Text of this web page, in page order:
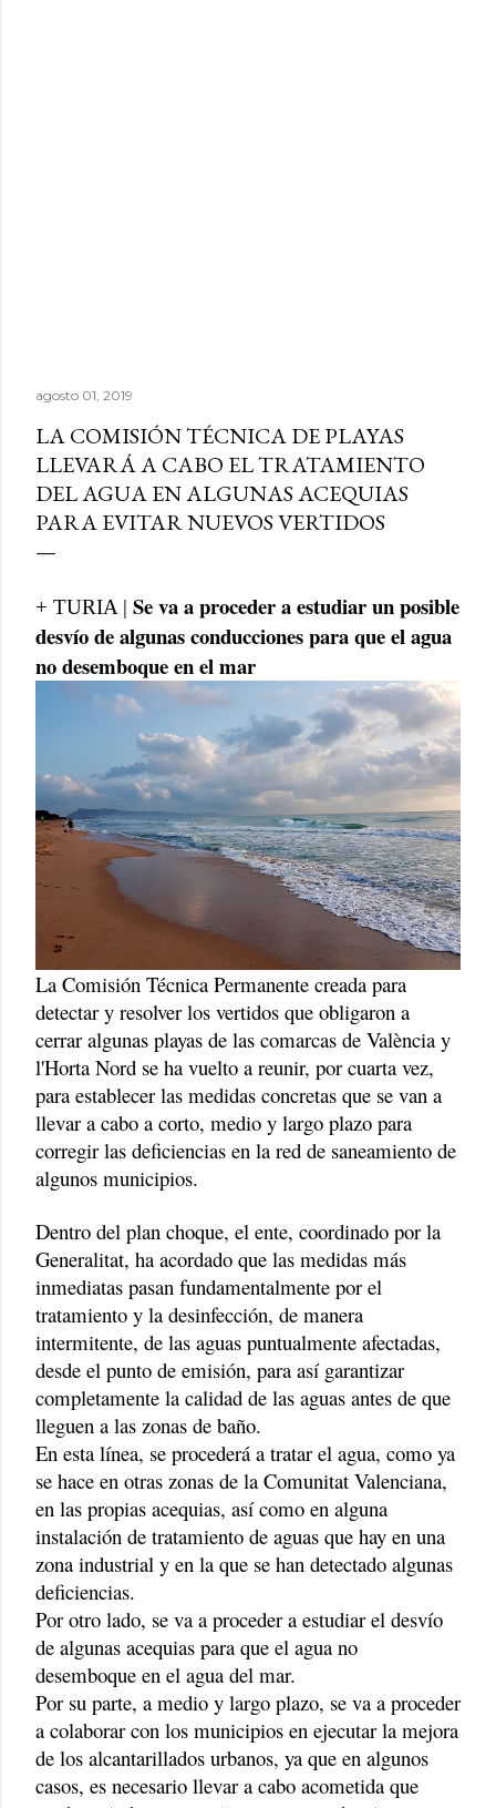
agosto 01, 2019
LA COMISIÓN TÉCNICA DE PLAYAS
LLEVARÁ A CABO EL TRATAMIENTO
DEL AGUA EN ALGUNAS ACEQUIAS
PARA EVITAR NUEVOS VERTIDOS
+ TURIA | Se va a proceder a estudiar un posible
desvío de algunas conducciones para que el agua
no desemboque en el mar
La Comisión Técnica Permanente creada para
detectar y resolver los vertidos que obligaron a
cerrar algunas playas de las comarcas de València y
l'Horta Nord se ha vuelto a reunir, por cuarta vez,
para establecer las medidas concretas que se van a
llevar a cabo a corto, medio y largo plazo para
corregir las deficiencias en la red de saneamiento de
algunos municipios.
Dentro del plan choque, el ente, coordinado por la
Generalitat, ha acordado que las medidas más
inmediatas pasan fundamentalmente por el
tratamiento y la desinfección, de manera
intermitente, de las aguas puntualmente afectadas,
desde el punto de emisión, para así garantizar
completamente la calidad de las aguas antes de que
lleguen a las zonas de baño.
En esta línea, se procederá a tratar el agua, como ya
se hace en otras zonas de la Comunitat Valenciana,
en las propias acequias, así como en alguna
instalación de tratamiento de aguas que hay en una
zona industrial y en la que se han detectado algunas
deficiencias.
Por otro lado, se va a proceder a estudiar el desvío
de algunas acequias para que el agua no
desemboque en el agua del mar.
Por su parte, a medio y largo plazo, se va a proceder
a colaborar con los municipios en ejecutar la mejora
de los alcantarillados urbanos, ya que en algunos
casos, es necesario llevar a cabo acometida que